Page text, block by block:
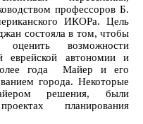
профессоров Б.
ИКОРа. Цель
состояла в том, чтобы
возможности
еврейской автономии и
года Майер и его
города. Некоторые
решения, были
планирования